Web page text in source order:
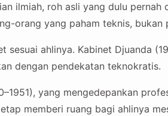
ilmiah, roh asli yang dulu pernah
orang yang paham teknis, bukan
ahlinya. Kabinet Djuanda
dengan pendekatan teknokratis.
yang mengedepankan
memberi ruang bagi ahlinya